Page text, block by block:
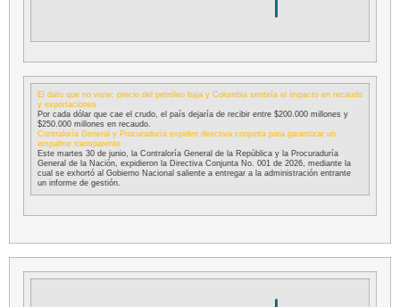
El dato que no viste: precio del petróleo baja y Colombia sentiría el impacto en recaudo
y exportaciones
Por cada dólar que cae el crudo, el país dejaría de recibir entre $200.000 millones y
$250.000 millones en recaudo.
Contraloría General y Procuraduría expiden directiva conjunta para garantizar un
empalme transparente
Este martes 30 de junio, la Contraloría General de la República y la Procuraduría
General de la Nación, expidieron la Directiva Conjunta No. 001 de 2026, mediante la
cual se exhortó al Gobierno Nacional saliente a entregar a la administración entrante
un informe de gestión.